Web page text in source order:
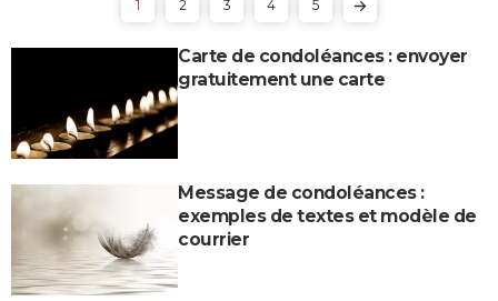
1 2 3 4 5
Carte de condoléances : envoyer
gratuitement une carte
Message de condoléances :
exemples de textes et modèle de
courrier